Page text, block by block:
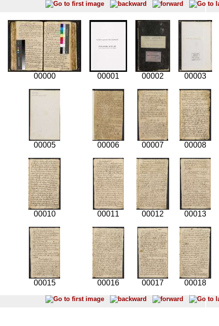
00000 00001 00002 00003
00005 00006 00007 00008
00010 00011 00012 00013
00015 00016 00017 00018